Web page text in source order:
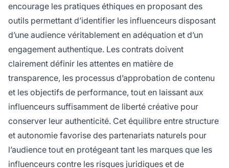
encourage les pratiques éthiques en proposant des
outils permettant d’identifier les influenceurs disposant
d’une audience véritablement en adéquation et d’un
engagement authentique. Les contrats doivent
clairement définir les attentes en matière de
transparence, les processus d’approbation de contenu
et les objectifs de performance, tout en laissant aux
influenceurs suffisamment de liberté créative pour
conserver leur authenticité. Cet équilibre entre structure
et autonomie favorise des partenariats naturels pour
l’audience tout en protégeant tant les marques que les
influenceurs contre les risques juridiques et de